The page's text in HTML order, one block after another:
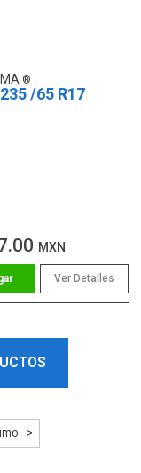
/65 R17
MXN
Ver Detalles